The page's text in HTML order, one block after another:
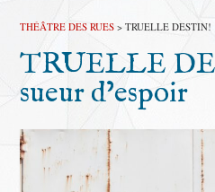
THÉÂTRE DES RUES > TRUELLE DESTIN!
TRUELLE
sueur d’espoir